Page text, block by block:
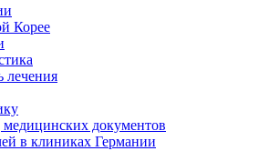
Корее
лечения
медицинских документов
в клиниках Германии